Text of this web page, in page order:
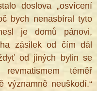
doslova „osvícení
bych nenasbíral tyto
je domů pánovi,
zásilek od čím dál
od jiných bylin se
téměř
významně neuškodí.“